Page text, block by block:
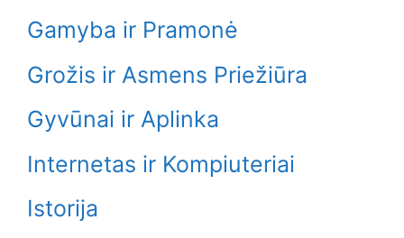
Gamyba ir Pramonė
Grožis ir Asmens Priežiūra
Gyvūnai ir Aplinka
Internetas ir Kompiuteriai
Istorija